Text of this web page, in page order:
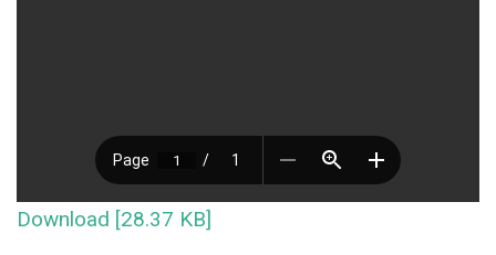
Download [28.37 KB]